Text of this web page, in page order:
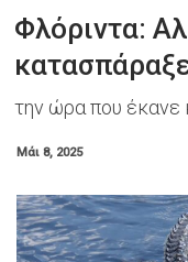
Φλόριντα:
την ώρα που έκανε
Μάι 8, 2025